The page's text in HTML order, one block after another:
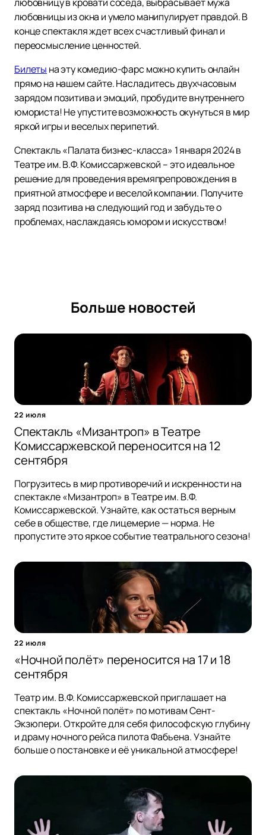
любовницу в кровати соседа, выбрасывает мужа
любовницы из окна и умело манипулирует правдой. В
конце спектакля ждет всех счастливый финал и
переосмысление ценностей.
Билеты на эту комедию-фарс можно купить онлайн
прямо на нашем сайте. Насладитесь двухчасовым
зарядом позитива и эмоций, пробудите внутреннего
юмориста! Не упустите возможность окунуться в мир
яркой игры и веселых перипетий.
Спектакль «Палата бизнес-класса» 1 января 2024 в
Театре им. В.Ф. Комиссаржевской – это идеальное
решение для проведения времяпрепровождения в
приятной атмосфере и веселой компании. Получите
заряд позитива на следующий год и забудьте о
проблемах, наслаждаясь юмором и искусством!
Больше новостей
22 июля
Спектакль «Мизантроп» в Театре
Комиссаржевской переносится на 12
сентября
Погрузитесь в мир противоречий и искренности на
спектакле «Мизантроп» в Театре им. В.Ф.
Комиссаржевской. Узнайте, как остаться верным
себе в обществе, где лицемерие — норма. Не
пропустите это яркое событие театрального сезона!
22 июля
«Ночной полёт» переносится на 17 и 18
сентября
Театр им. В.Ф. Комиссаржевской приглашает на
спектакль «Ночной полёт» по мотивам Сент-
Экзюпери. Откройте для себя философскую глубину
и драму ночного рейса пилота Фабьена. Узнайте
больше о постановке и её уникальной атмосфере!